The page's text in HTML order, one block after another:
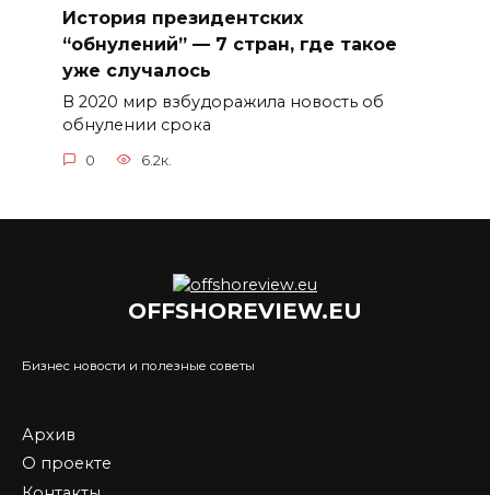
История президентских
“обнулений” — 7 стран, где такое
уже случалось
В 2020 мир взбудоражила новость об
обнулении срока
0 6.2к.
OFFSHOREVIEW.EU
Бизнес новости и полезные советы
Архив
О проекте